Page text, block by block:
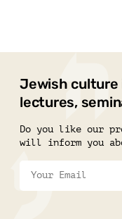
Jewish culture
lectures,
Do you like our
will inform you